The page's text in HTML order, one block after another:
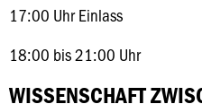
17:00 Uhr Einlass
18:00 bis 21:00 Uhr
WISSENSCHAFT